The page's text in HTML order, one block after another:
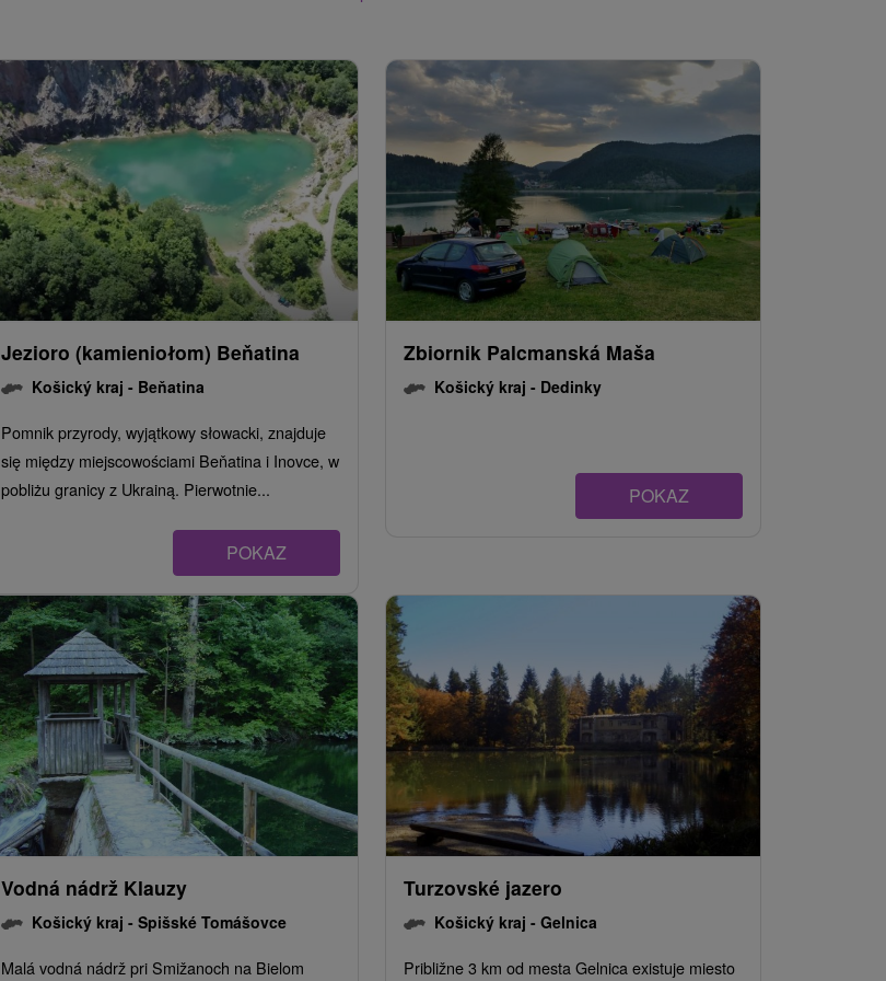
Jezioro (kamieniołom) Beňatina
Košický kraj - Beňatina
Pomnik przyrody, wyjątkowy słowacki, znajduje
się między miejscowościami Beňatina i Inovce, w
pobliżu granicy z Ukrainą. Pierwotnie...
POKAZ
Zbiornik Palcmanská Maša
Košický kraj - Dedinky
POKAZ
Vodná nádrž Klauzy
Košický kraj - Spišské Tomášovce
Malá vodná nádrž pri Smižanoch na Bielom
Turzovské jazero
Košický kraj - Gelnica
Približne 3 km od mesta Gelnica existuje miesto